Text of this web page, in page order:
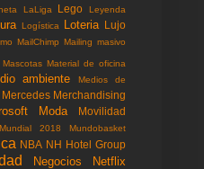
LaLiga Lego Leyenda
Logística Loteria Lujo
MailChimp Mailing masivo
Mascotas Material de oficina
ambiente
Medios de
Mercedes Merchandising
Moda
Movilidad
Mundial 2018
Mundobasket
NBA NH Hotel Group
Negocios Netflix